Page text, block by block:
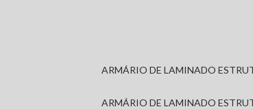
ARMÁRIO DE LAMINADO
ARMÁRIO DE LAMINADO